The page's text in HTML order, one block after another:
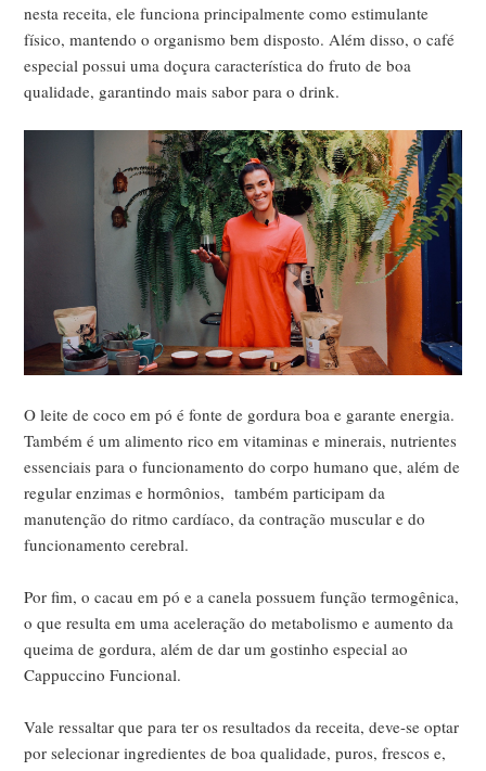
nesta receita, ele funciona principalmente como estimulante
físico, mantendo o organismo bem disposto. Além disso, o café
especial possui uma doçura característica do fruto de boa
qualidade, garantindo mais sabor para o drink.
O leite de coco em pó é fonte de gordura boa e garante energia.
Também é um alimento rico em vitaminas e minerais, nutrientes
essenciais para o funcionamento do corpo humano que, além de
regular enzimas e hormônios, também participam da
manutenção do ritmo cardíaco, da contração muscular e do
funcionamento cerebral.
Por fim, o cacau em pó e a canela possuem função termogênica,
o que resulta em uma aceleração do metabolismo e aumento da
queima de gordura, além de dar um gostinho especial ao
Cappuccino Funcional.
Vale ressaltar que para ter os resultados da receita, deve-se optar
por selecionar ingredientes de boa qualidade, puros, frescos e,